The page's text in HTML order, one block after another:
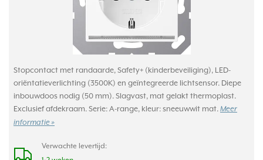
Stopcontact met randaarde, Safety+ (kinderbeveiliging), LED-
oriëntatieverlichting (3500K) en geïntegreerde lichtsensor. Diepe
inbouwdoos nodig (50 mm). Slagvast, mat gelakt thermoplast.
Exclusief afdekraam. Serie: A-range, kleur: sneeuwwit mat. Meer
informatie »
Verwachte levertijd: